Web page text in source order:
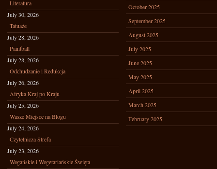
Literatura
July 30, 2026
Tatuaże
July 28, 2026
Paintball
July 28, 2026
Odchudzanie i Redukcja
July 26, 2026
Afryka Kraj po Kraju
July 25, 2026
Wasze Miejsce na Blogu
July 24, 2026
Czytelnicza Strefa
July 23, 2026
Wegańskie i Wegetariańskie Święta
October 2025
September 2025
August 2025
July 2025
June 2025
May 2025
April 2025
March 2025
February 2025